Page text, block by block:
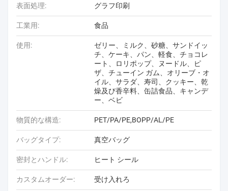
表面処理: グラフ印刷
工業用: 食品
使用:
ゼリー、ミルク、砂糖、サンドイッ
チ、ケーキ、パン、軽食、チョコレ
ート、ロリポップ、ヌードル、ピ
ザ、チューイン ガム、オリーブ・オ
イル、サラダ、寿司、クッキー、乾
燥及び香辛料、缶詰食品、キャンデ
ー、ベビ
物質的な構造: PET/PA/PE,BOPP/AL/PE
バッグタイプ: 真空バッグ
密封とハンドル: ヒート シール
カスタムオーダー: 受け入れろ